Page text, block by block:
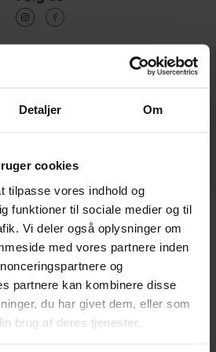
Detaljer Om
cookies
tilpasse vores indhold og
funktioner til sociale medier og til
Vi deler også oplysninger om
med vores partnere inden
og
partnere kan kombinere disse
du har givet dem, eller som
brug af deres tjenester.